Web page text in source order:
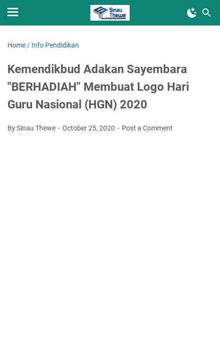
Home / Info Pendidikan
Kemendikbud Adakan Sayembara
"BERHADIAH" Membuat Logo Hari
Guru Nasional (HGN) 2020
By Sinau Thewe October 25, 2020 Post a Comment